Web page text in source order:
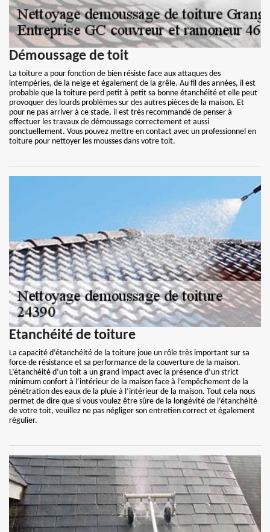
Démoussage de toit
La toiture a pour fonction de bien résiste face aux attaques des
intempéries, de la neige et également de la grêle. Au fil des années, il est
probable que la toiture perd petit à petit sa bonne étanchéité et elle peut
provoquer des lourds problèmes sur des autres pièces de la maison. Et
pour ne pas arriver à ce stade, il est très recommandé de penser à
effectuer les travaux de démoussage correctement et aussi
ponctuellement. Vous pouvez mettre en contact avec un professionnel en
toiture pour nettoyer les mousses dans votre toit.
Etanchéité de toiture
La capacité d’étanchéité de la toiture joue un rôle très important sur sa
force de résistance et sa performance de la couverture de la maison.
L’étanchéité d’un toit a un grand impact avec la présence d’un strict
minimum confort à l’intérieur de la maison face à l’empêchement de la
pénétration des eaux de la pluie à l’intérieur de la maison. Tout cela nous
permet de dire que si vous voulez être sûre de la longévité de l’étanchéité
de votre toit, veuillez ne pas négliger son entretien correct et également
régulier.